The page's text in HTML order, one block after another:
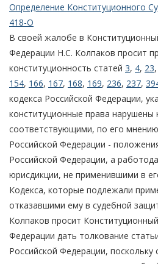
Определение Конституционного
418-О
В своей жалобе в
Федерации Н.С. Колпаков просит
конституционность статей 3, 4, 23,
154, 166, 167, 168, 169, 236, 237,
кодекса Российской Федерации,
конституционные права нарушены
соответствующими, по его
Российской Федерации -
Российской Федерации, а
юрисдикции, не применившими в
Кодекса, которые подлежали
отказавшими ему в судебной
Колпаков просит
Федерации дать толкование
Российской Федерации,